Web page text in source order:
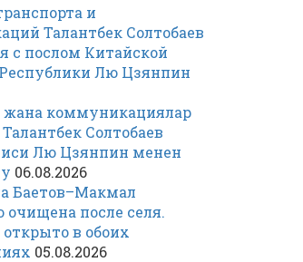
и
Талантбек Солтобаев
с послом Китайской
Лю Цзянпин
жана коммуникациялар
Солтобаев
Лю Цзянпин менен
06.08.2026
Баетов–Макмал
очищена после селя.
в обоих
05.08.2026